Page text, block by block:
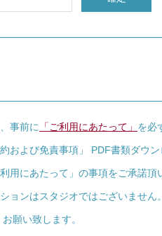
事前に 「ご利用にあたって」 を必
および免責事項」 PDF書類ダウ
用にあたって」の事項をご承諾頂
ョンはスタジオではございません
願い致します。